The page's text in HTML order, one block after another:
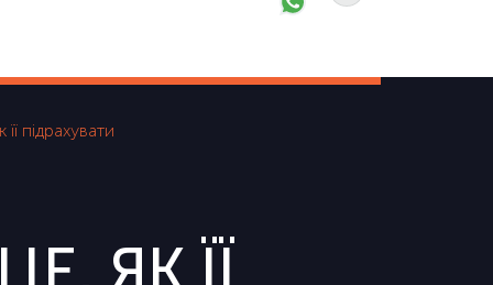
підрахувати
ЯК ЇЇ